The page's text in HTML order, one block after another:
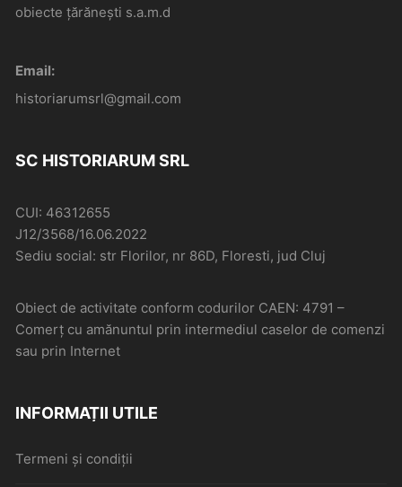
obiecte țărănești s.a.m.d
Email:
historiarumsrl@gmail.com
SC HISTORIARUM SRL
CUI: 46312655
J12/3568/16.06.2022
Sediu social: str Florilor, nr 86D, Floresti, jud Cluj
Obiect de activitate conform codurilor CAEN: 4791 –
Comerţ cu amănuntul prin intermediul caselor de comenzi
sau prin Internet
INFORMAȚII UTILE
Termeni și condiții